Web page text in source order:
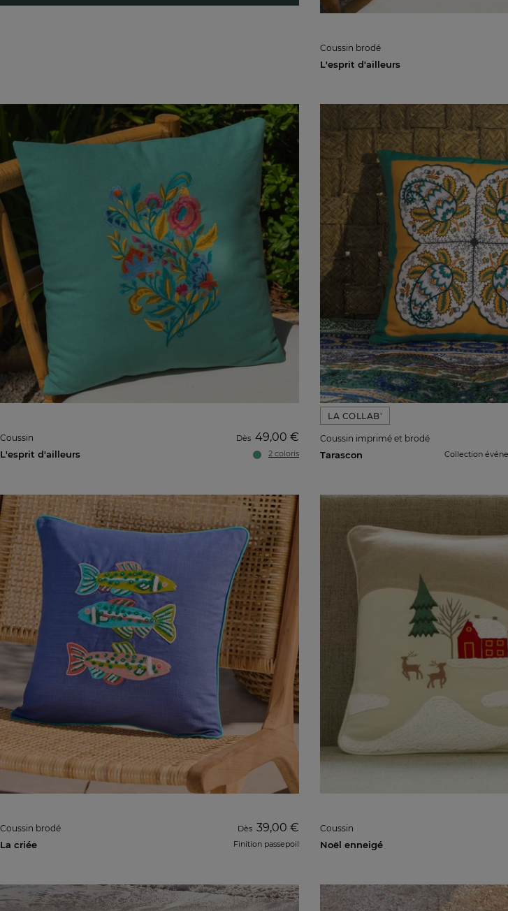
Coussin brodé
L'esprit d'ailleurs
Coussin
L'esprit d'ailleurs
Dès 49,00 €
2 coloris
LA COLLAB'
Coussin imprimé et brodé
Tarascon Collection
Coussin brodé
La criée
Dès 39,00 €
Finition passepoil
Coussin
Noël enneigé